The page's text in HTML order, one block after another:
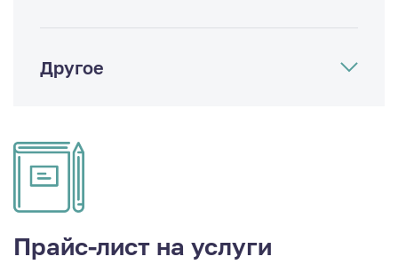
Другое
Прайс-лист на услуги